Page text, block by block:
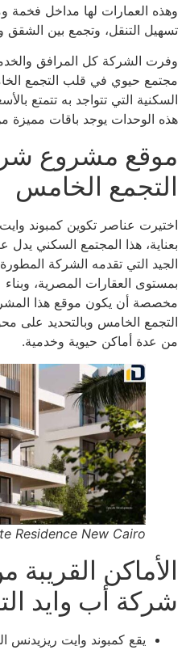
وهذه العمارات لها مداخل فخمة
تسهيل التنقل، وتجمع بين الشقق
وفرت الشركة كل المرافق
مجتمع حيوي في قلب التجمع
السكنية التي تتواجد به تتمتع
هذه الوحدات يوجد باقات مميزة
موقع مشروع
التجمع الخامس
اختيرت عناصر تكوين كمبوند
بعناية، هذا المجتمع السكني
الجيد التي تقدمه الشركة
بمستوى العقارات المصرية،
مخصصة أن يكون موقع هذا
التجمع الخامس وبالتحديد على
من عدة أماكن حيوية وخدمية.
Residence New Cairo
الأماكن
شركة أب وايد
يقع كمبوند وايت ريزيدنس